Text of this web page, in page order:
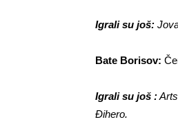
Igrali su još:
Bate Borisov:
Igrali su još :
Đihero.